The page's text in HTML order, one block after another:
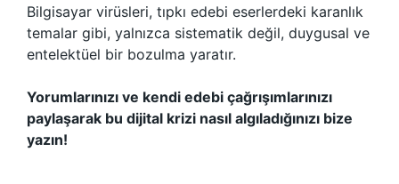
Bilgisayar virüsleri, tıpkı edebi eserlerdeki karanlık
temalar gibi, yalnızca sistematik değil, duygusal ve
entelektüel bir bozulma yaratır.
Yorumlarınızı ve kendi edebi çağrışımlarınızı
paylaşarak bu dijital krizi nasıl algıladığınızı bize
yazın!